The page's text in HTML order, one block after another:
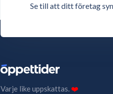
Se till att ditt företag
Varje like uppskattas.❤️